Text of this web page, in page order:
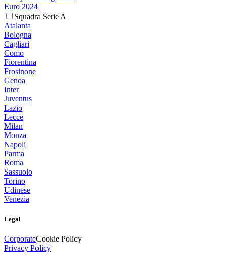
Euro 2024
Squadra Serie A
Atalanta
Bologna
Cagliari
Como
Fiorentina
Frosinone
Genoa
Inter
Juventus
Lazio
Lecce
Milan
Monza
Napoli
Parma
Roma
Sassuolo
Torino
Udinese
Venezia
Legal
CorporateCookie Policy
Privacy Policy